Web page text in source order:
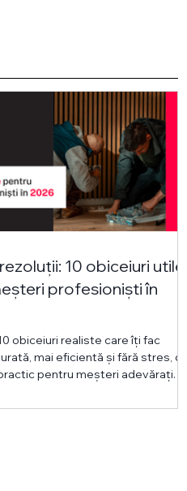
10 obiceiuri utile
profesioniști în
obiceiuri realiste care îți fac
mai eficientă și fără stres, din
pentru meșteri adevărați.